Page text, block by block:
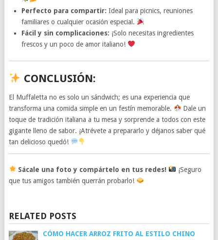
Perfecto para compartir: Ideal para picnics, reuniones
familiares o cualquier ocasión especial.
Fácil y sin complicaciones: ¡Solo necesitas ingredientes
frescos y un poco de amor italiano!
CONCLUSIÓN:
El Muffaletta no es solo un sándwich; es una experiencia que
transforma una comida simple en un festín memorable.
Dale un
toque de tradición italiana a tu mesa y sorprende a todos con este
gigante lleno de sabor. ¡Atrévete a prepararlo y déjanos saber qué
tan delicioso quedó!
Sácale una foto y compártelo en tus redes!
¡Seguro
que tus amigos también querrán probarlo!
RELATED POSTS
CÓMO HACER ARROZ FRITO AL ESTILO CHINO